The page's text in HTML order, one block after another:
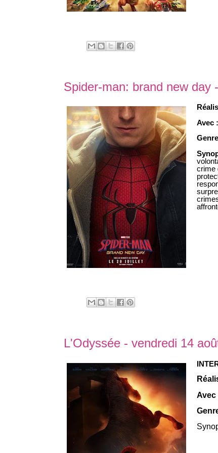
Spider-man: brand new day
Avec
crime
L'Odyssée - vendredi 14
Avec